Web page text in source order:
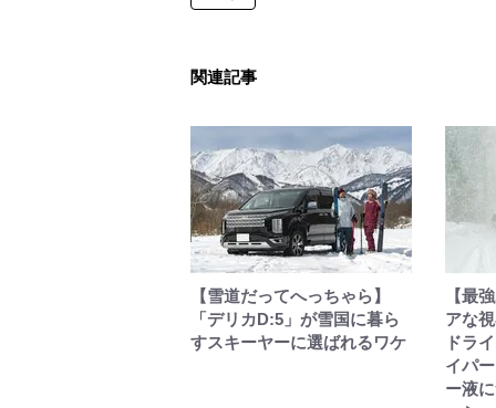
関連記事
【雪道だってへっちゃら】
「デリカD:5」が雪国に暮ら
すスキーヤーに選ばれるワケ
【最
アな
ドラ
イパ
ー液